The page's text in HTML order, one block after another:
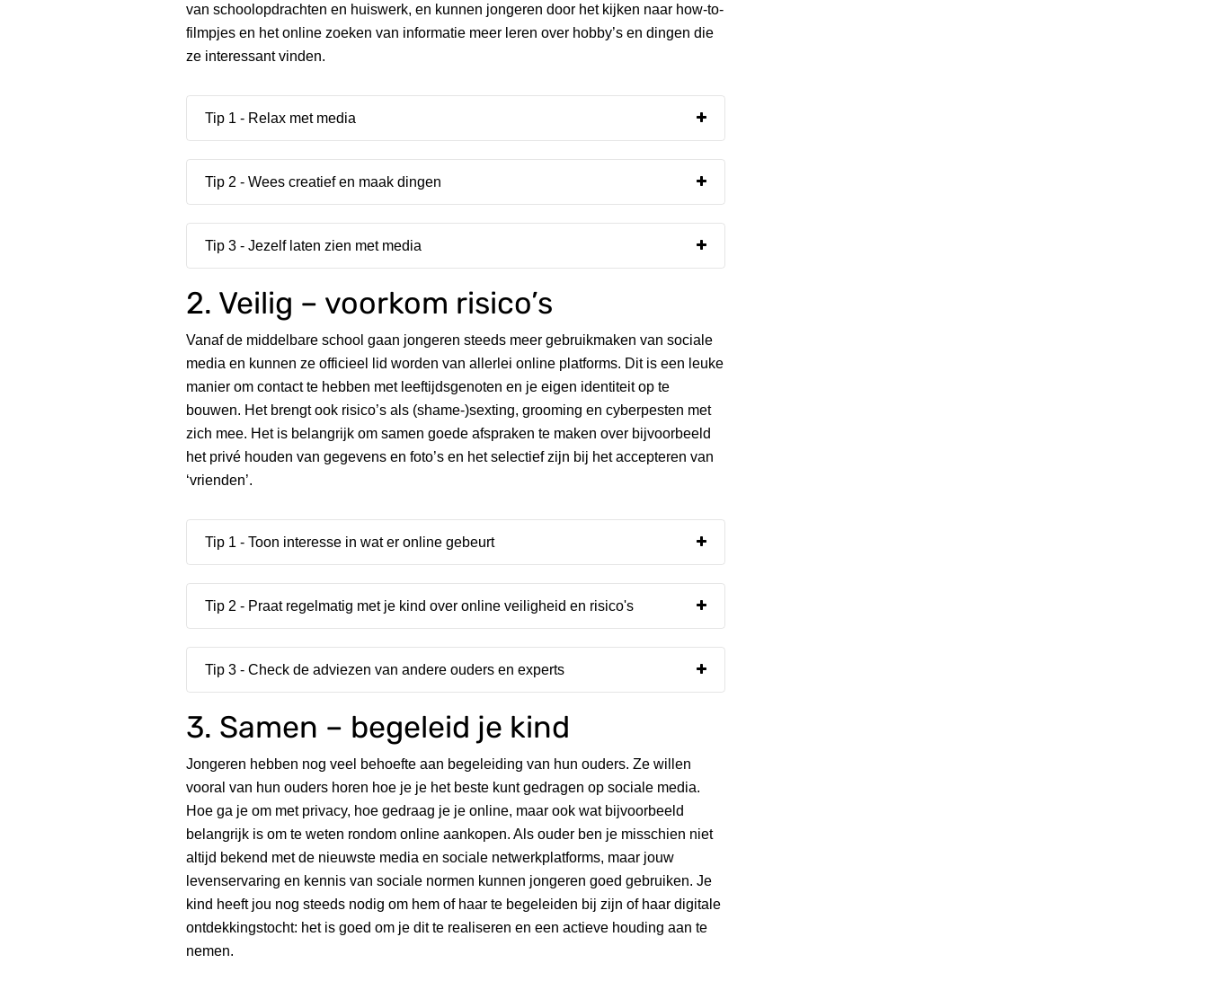
van schoolopdrachten en huiswerk, en kunnen jongeren door het kijken naar how-to-
filmpjes en het online zoeken van informatie meer leren over hobby’s en dingen die
ze interessant vinden.
Tip 1 - Relax met media
Tip 2 - Wees creatief en maak dingen
Tip 3 - Jezelf laten zien met media
2. Veilig – voorkom risico’s
Vanaf de middelbare school gaan jongeren steeds meer gebruikmaken van sociale
media en kunnen ze officieel lid worden van allerlei online platforms. Dit is een leuke
manier om contact te hebben met leeftijdsgenoten en je eigen identiteit op te
bouwen. Het brengt ook risico’s als (shame-)sexting, grooming en cyberpesten met
zich mee. Het is belangrijk om samen goede afspraken te maken over bijvoorbeeld
het privé houden van gegevens en foto’s en het selectief zijn bij het accepteren van
‘vrienden’.
Tip 1 - Toon interesse in wat er online gebeurt
Tip 2 - Praat regelmatig met je kind over online veiligheid en risico's
Tip 3 - Check de adviezen van andere ouders en experts
3. Samen – begeleid je kind
Jongeren hebben nog veel behoefte aan begeleiding van hun ouders. Ze willen
vooral van hun ouders horen hoe je je het beste kunt gedragen op sociale media.
Hoe ga je om met privacy, hoe gedraag je je online, maar ook wat bijvoorbeeld
belangrijk is om te weten rondom online aankopen. Als ouder ben je misschien niet
altijd bekend met de nieuwste media en sociale netwerkplatforms, maar jouw
levenservaring en kennis van sociale normen kunnen jongeren goed gebruiken. Je
kind heeft jou nog steeds nodig om hem of haar te begeleiden bij zijn of haar digitale
ontdekkingstocht: het is goed om je dit te realiseren en een actieve houding aan te
nemen.